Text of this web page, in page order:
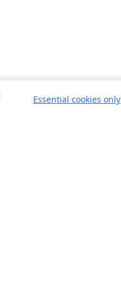
Essential cookies only